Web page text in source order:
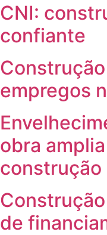
CNI:
confiante
empregos
obra
construção
de